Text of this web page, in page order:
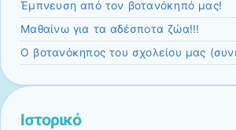
Έμπνευση από τον βοτανόκηπό μας!
Μαθαίνω για τα αδέσποτα ζώα!!!
Ο βοτανόκηπος του σχολείου μας
Ιστορικό